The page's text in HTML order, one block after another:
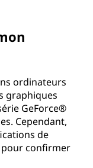
ordinateurs
graphiques
GeForce®
Cependant,
de
confirmer